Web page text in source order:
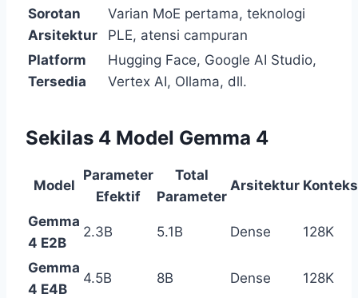
Sorotan
Arsitektur
Varian MoE pertama, teknologi
PLE, atensi campuran
Platform
Tersedia
Hugging Face, Google AI Studio,
Vertex AI, Ollama, dll.
Sekilas 4 Model Gemma 4
Model
Parameter
Efektif
Total
Parameter
Arsitektur Konteks
Gemma
4 E2B
2.3B 5.1B Dense 128K
Gemma
4 E4B
4.5B 8B Dense 128K